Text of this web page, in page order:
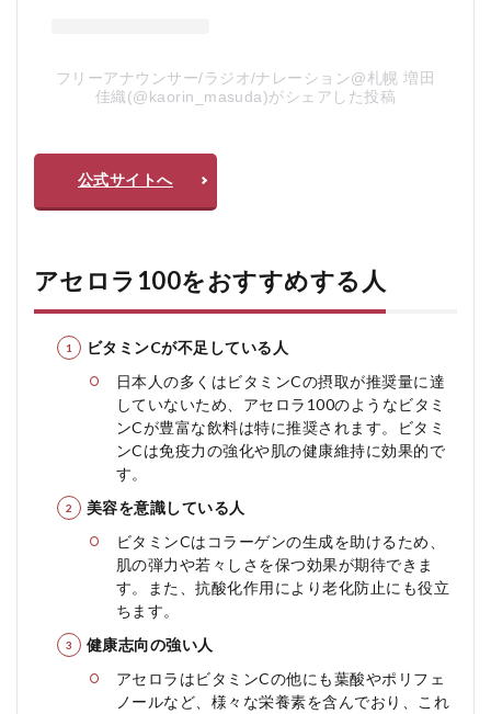
フリーアナウンサー/ラジオ/ナレーション@札幌 増田
佳織(@kaorin_masuda)がシェアした投稿
公式サイトへ
アセロラ100をおすすめする人
ビタミンCが不足している人
日本人の多くはビタミンCの摂取が推奨量に達
していないため、アセロラ100のようなビタミ
ンCが豊富な飲料は特に推奨されます。ビタミ
ンCは免疫力の強化や肌の健康維持に効果的で
す。
美容を意識している人
ビタミンCはコラーゲンの生成を助けるため、
肌の弾力や若々しさを保つ効果が期待できま
す。また、抗酸化作用により老化防止にも役立
ちます。
健康志向の強い人
アセロラはビタミンCの他にも葉酸やポリフェ
ノールなど、様々な栄養素を含んでおり、これ